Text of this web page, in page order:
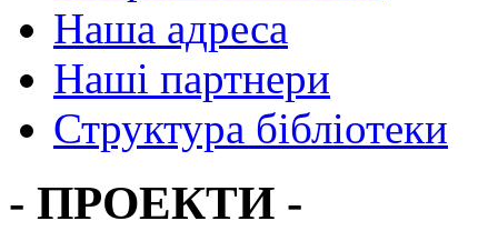
Наша адреса
Наші партнери
Структура бібліотеки
- ПРОЕКТИ -